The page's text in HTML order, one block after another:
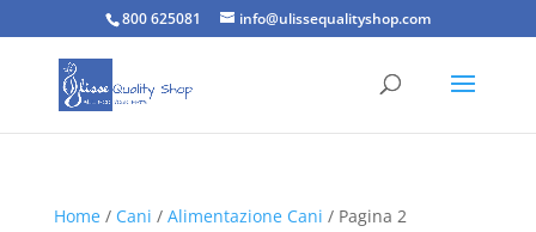
800 625081 info@ulissequalityshop.com
Home/ Cani / Alimentazione Cani / Pagina 2